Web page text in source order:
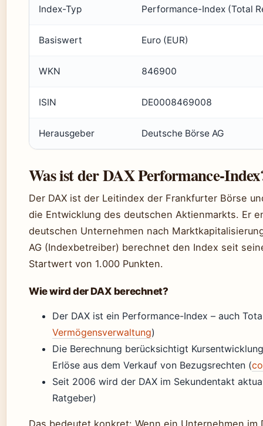
Index-Typ Performance-Index (Total
Basiswert Euro (EUR)
WKN 846900
ISIN DE0008469008
Herausgeber Deutsche Börse AG
Was ist der DAX Performance-
Der DAX ist der Leitindex der Frankfurter Börse
die Entwicklung des deutschen Aktienmarkts. Er
deutschen Unternehmen nach
AG (Indexbetreiber) berechnet den Index seit
Startwert von 1.000 Punkten.
Wie wird der DAX berechnet?
Der DAX ist ein Performance-Index – auch
Vermögensverwaltung)
Die Berechnung berücksichtigt
Erlöse aus dem Verkauf von Bezugsrechten (
Seit 2006 wird der DAX im Sekundentakt
Ratgeber)
Das bedeutet konkret: Wenn ein Unternehmen